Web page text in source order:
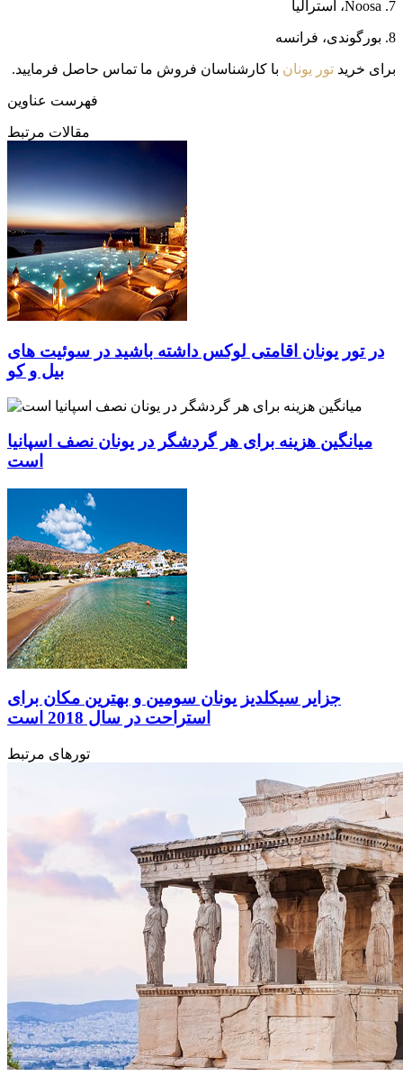
7. Noosa، استرالیا
8. بورگوندی، فرانسه
برای خرید تور یونان با کارشناسان فروش ما تماس حاصل فرمایید.
فهرست عناوین
مقالات مرتبط
در تور یونان اقامتی لوکس داشته باشید در سوئیت های
بیل و کو
میانگین هزینه برای هر گردشگر در یونان نصف اسپانیا
است
جزایر سیکلدیز یونان سومین و بهترین مکان برای
استراحت در سال 2018 است
تورهای مرتبط